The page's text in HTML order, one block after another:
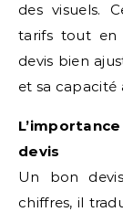
des visuels.
tarifs tout en
devis bien
et sa capacité
devis
Un bon
chiffres, il